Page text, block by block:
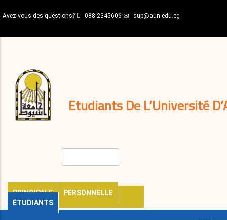
au
principal
Avez-vous des questions? 088-2345606 sup@aun.edu.eg
Etudiants De L’Université
PRINCIPALE
PERSONNELLE
ÉTUDIANTS
décisions
Expatriés
Journal